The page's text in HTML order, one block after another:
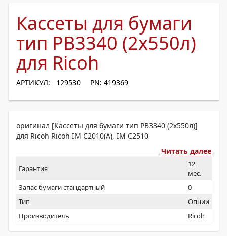
Кассеты для бумаги
тип PB3340 (2х550л)
для Ricoh
АРТИКУЛ: 129530 PN: 419369
оригинал [Кассеты для бумаги тип PB3340 (2х550л)]
для Ricoh Ricoh IM C2010(A), IM C2510
Читать далее
Гарантия
12
мес.
Запас бумаги стандартный
0
Тип
Опции
Производитель
Ricoh